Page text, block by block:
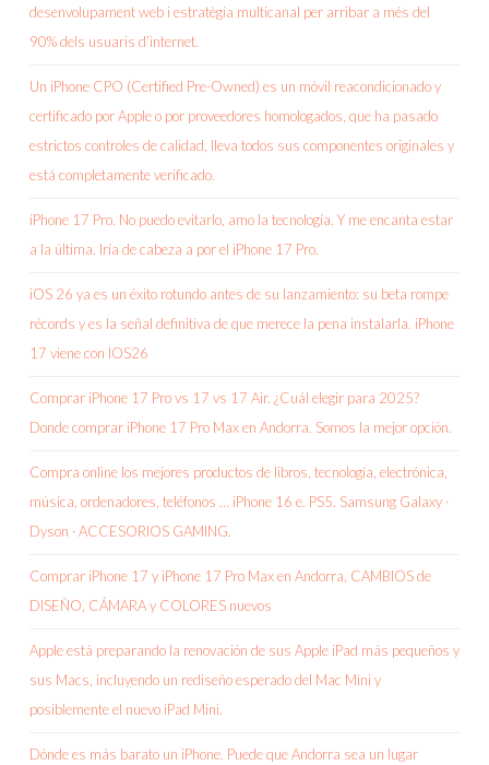
desenvolupament web i estratègia multicanal per arribar a més del
90% dels usuaris d’internet.
Un iPhone CPO (Certified Pre-Owned) es un móvil reacondicionado y
certificado por Apple o por proveedores homologados, que ha pasado
estrictos controles de calidad, lleva todos sus componentes originales y
está completamente verificado.
iPhone 17 Pro. No puedo evitarlo, amo la tecnología. Y me encanta estar
a la última. Iría de cabeza a por el iPhone 17 Pro.
iOS 26 ya es un éxito rotundo antes de su lanzamiento: su beta rompe
récords y es la señal definitiva de que merece la pena instalarla. iPhone
17 viene con IOS26
Comprar iPhone 17 Pro vs 17 vs 17 Air. ¿Cuál elegir para 2025?
Donde comprar iPhone 17 Pro Max en Andorra. Somos la mejor opción.
Compra online los mejores productos de libros, tecnología, electrónica,
música, ordenadores, teléfonos … iPhone 16 e. PS5. Samsung Galaxy ·
Dyson · ACCESORIOS GAMING.
Comprar iPhone 17 y iPhone 17 Pro Max en Andorra, CAMBIOS de
DISEÑO, CÁMARA y COLORES nuevos
Apple está preparando la renovación de sus Apple iPad más pequeños y
sus Macs, incluyendo un rediseño esperado del Mac Mini y
posiblemente el nuevo iPad Mini.
Dónde es más barato un iPhone. Puede que Andorra sea un lugar